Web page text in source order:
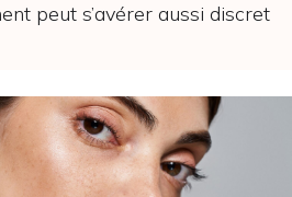
peut s’avérer aussi discret